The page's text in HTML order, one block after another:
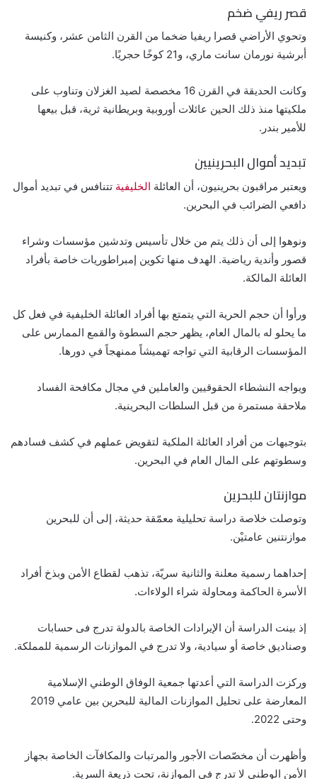
قصر ريفي ضخم
وتحوي الأراضي قصرا ريفيا ضخما من القرن الثامن عشر، وكنيسة
أبرشية نورمان سانت ماري، و21 كوخًا حجريًا.
وكانت الحديقة في القرن 16 مخصصة لصيد الغزلان وتناوب على
ملكيتها منذ ذلك الحين عائلات أوروبية وبريطانية ثرية، قبل بيعها
للأمير بندر.
تبديد أموال البحرينيين
ويعتبر مراقبون بحرينيون، أن العائلة الخليفية تتنافس في تبديد أموال
دافعي الضرائب في البحرين.
ونوهوا إلى أن ذلك يتم من خلال تأسيس وتدشين مؤسسات وشراء
قصور وأندية رياضية. الهدف منها تكوين إمبراطوريات خاصة بأفراد
العائلة المالكة.
ورأوا أن حجم الحرية التي يتمتع بها أفراد العائلة الخليفية في فعل كل
ما يحلو له بالمال العام، يظهر حجم السطوة والقمع الممارس على
المؤسسات الرقابية التي تواجه تهميشاً ممنهجاً في دورها.
ويواجه النشطاء الحقوقيين والعاملين في مجال مكافحة الفساد
ملاحقة مستمرة من قبل السلطات البحرينية.
بتوجيهات من أفراد العائلة الملكية لتقويض عملهم في كشف فسادهم
وسطوتهم على المال العام في البحرين.
موازنتان للبحرين
وتوصلت خلاصة دراسة تحليلية معمّقة حديثة، إلى أن للبحرين
موازنتنين عامتيْن.
إحداهما رسمية معلنة والثانية سريّة، تذهب لقطاع الأمن وبذخ أفراد
الأسرة الحاكمة ومحاولة شراء الولاءات.
إذ بينت الدراسة أن الإيرادات الخاصة بالدولة تدرج فى حسابات
وصناديق خاصة أو سيادية، ولا تدرج في الموازنات الرسمية للمملكة.
وركزت الدراسة التي أعدتها جمعية الوفاق الوطني الإسلامية
المعارضة على تحليل الموازنات المالية للبحرين بين عامي 2019
وحتى 2022.
وأظهرت أن مخصّصات الأجور والمرتبات والمكافآت الخاصة بجهاز
الأمن الوطني لا تدرج في الموازنة، تحت ذريعة السرية.